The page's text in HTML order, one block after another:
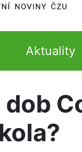
Aktuality
dob